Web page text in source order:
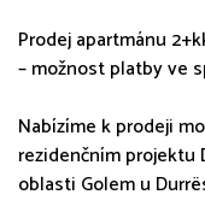
Prodej apartmánu
– možnost platby ve
Nabízíme k prodeji
rezidenčním projektu
oblasti Golem u